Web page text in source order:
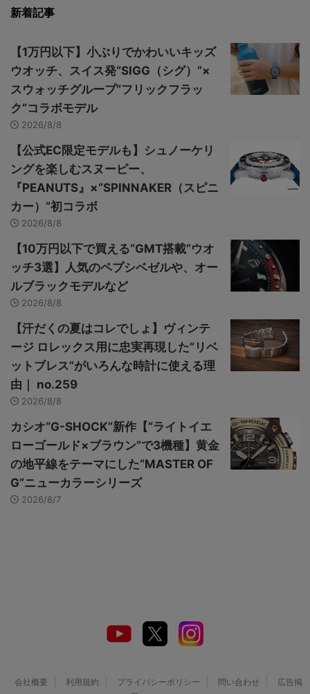
新着記事
【1万円以下】小ぶりでかわいいキッズ
ウオッチ、スイス発“SIGG（シグ）”×
スウォッチグループ“フリックフラッ
ク”コラボモデル
2026/8/8
【公式EC限定モデルも】シュノーケリ
ングを楽しむスヌーピー、
『PEANUTS』×“SPINNAKER（スピニ
カー）”初コラボ
2026/8/8
【10万円以下で買える“GMT搭載”ウオ
ッチ3選】人気のペプシベゼルや、オー
ルブラックモデルなど
2026/8/8
【汗だくの夏はコレでしょ】ヴィンテ
ージ ロレックス用に忠実再現した“リベ
ットブレス”がいろんな時計に使える理
由｜ no.259
2026/8/8
カシオ“G-SHOCK”新作【“ライトイエ
ローゴールド×ブラウン”で3機種】黄金
の地平線をテーマにした“MASTER OF
G”ニューカラーシリーズ
2026/8/7
会社概要 利用規約 プライバシーポリシー 問い合わせ
広告掲